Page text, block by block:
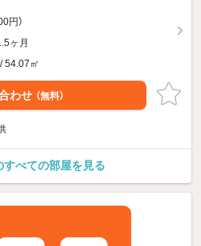
円）
ヶ月
54.07㎡
わせ （無料）
すべての部屋を見る